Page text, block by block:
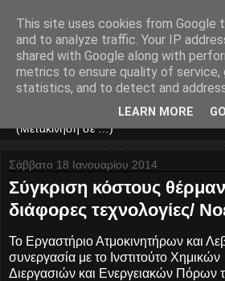
ΚΙΤΣΗΣ ΚΩΣΤΑΣ
ΣΥΝΤΗΡΗΣΗ ΚΑΥΣΤΗΡΩΝ -
ΑΥΤΟΜΑΤΙΣΜΟΙ - ΑΝΤΙΣΤΑΘΜΙΣΕΙΣ
Σάββατο 18 Ιανουαρίου 2014
Σύγκριση κόστους
διάφορες τεχνολογίες/
Το Εργαστήριο Ατμοκινητήρων και
συνεργασία με το Ινστιτούτο Χημικών
Διεργασιών και Ενεργειακών
This site uses cookies from Google
and to analyze traffic. Your IP
shared with Google along with
metrics to ensure quality of service,
statistics, and to detect and
LEARN MORE